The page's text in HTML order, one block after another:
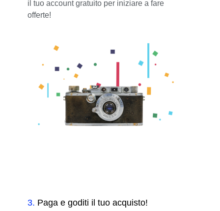
il tuo account gratuito per iniziare a fare
offerte!
3. Paga e goditi il tuo acquisto!